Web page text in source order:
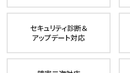
セキュリティ診断＆
アップデート対応